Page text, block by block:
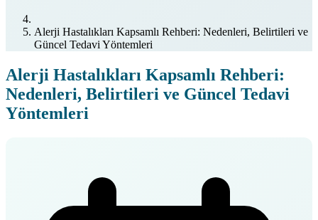
Alerji Hastalıkları Kapsamlı Rehberi: Nedenleri, Belirtileri ve
Güncel Tedavi Yöntemleri
Alerji Hastalıkları Kapsamlı Rehberi:
Nedenleri, Belirtileri ve Güncel Tedavi
Yöntemleri